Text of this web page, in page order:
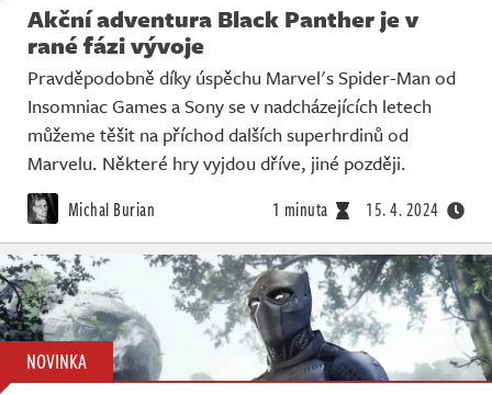
Akční adventura Black Panther je v
rané fázi vývoje
Pravděpodobně díky úspěchu Marvel's Spider-Man od
Insomniac Games a Sony se v nadcházejících letech
můžeme těšit na příchod dalších superhrdinů od
Marvelu. Některé hry vyjdou dříve, jiné později.
Michal Burian 1 minuta 15. 4. 2024
NOVINKA